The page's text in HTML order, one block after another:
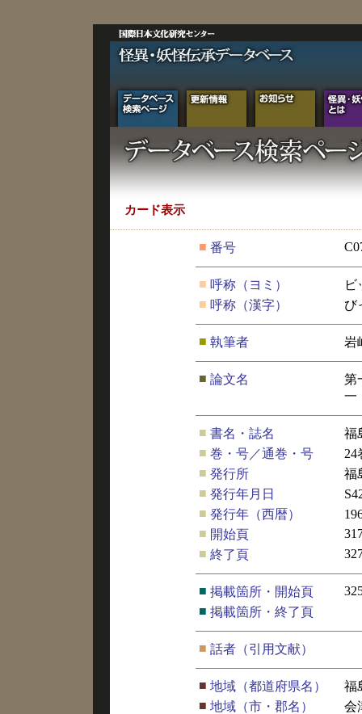
カード表示
■ 番号
■ 呼称（ヨミ）
ビ
■ 呼称（漢字） び
■ 執筆者 岩
■ 論文名
第
一
■ 書名・誌名
福
■ 巻・号／通巻・号
24
■ 発行所
福
■ 発行年月日
■ 発行年（西暦）
■ 開始頁
■ 終了頁
■ 掲載箇所・開始頁
■ 掲載箇所・終了頁
■ 話者（引用文献）
■ 地域（都道府県名）
福
■ 地域（市・郡名）
会